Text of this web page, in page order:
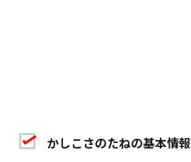
かしこさのたねの基本情報